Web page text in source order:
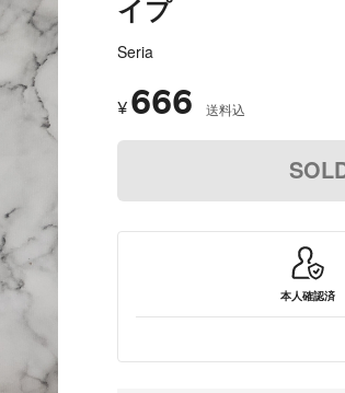
イプ
Seria
¥ 666 送料込
本人確認済